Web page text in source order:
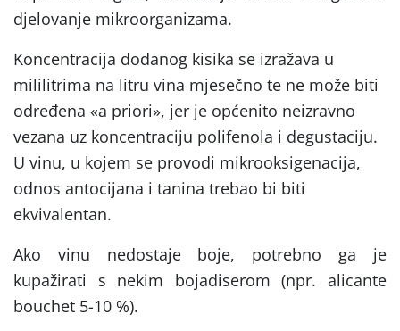
djelovanje mikroorganizama.
Koncentracija dodanog kisika se izražava u
mililitrima na litru vina mjesečno te ne može biti
određena «a priori», jer je općenito neizravno
vezana uz koncentraciju polifenola i degustaciju.
U vinu, u kojem se provodi mikrooksigenacija,
odnos antocijana i tanina trebao bi biti
ekvivalentan.
Ako vinu nedostaje boje, potrebno ga je
kupažirati s nekim bojadiserom (npr. alicante
bouchet 5-10 %).